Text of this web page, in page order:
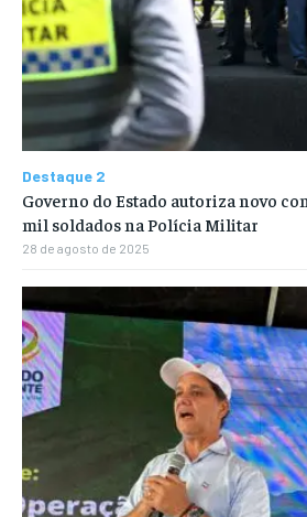
Destaque 2
Governo do Estado autoriza novo
mil soldados na Polícia Militar
28 de agosto de 2025